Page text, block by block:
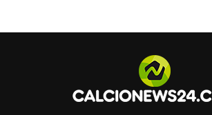
LA PLAYLIST DELLE NOSTRE